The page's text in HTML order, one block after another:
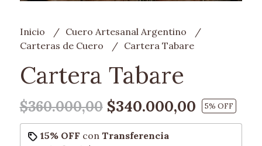
Inicio
Cuero Artesanal Argentino
Carteras de Cuero
Cartera Tabare
Cartera Tabare
$360.000,00$340.000,00 5% OFF
15% OFF con Transferencia